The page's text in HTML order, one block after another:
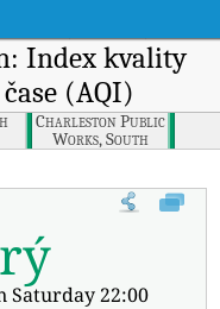
Index kvality
(AQI)
Charleston Public
Works, South
Carolina
vzduchu v reálném čase
Saturday 22:00